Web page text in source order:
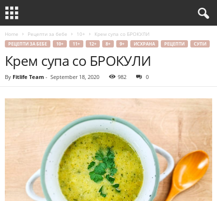
Home Рецепти за бебе 10+ Крем супа со БРОКУЛИ
РЕЦЕПТИ ЗА БЕБЕ 10+ 11+ 12+ 8+ 9+ ИСХРАНА РЕЦЕПТИ СУПИ
Крем супа со БРОКУЛИ
By Fitlife Team - September 18, 2020 982 0